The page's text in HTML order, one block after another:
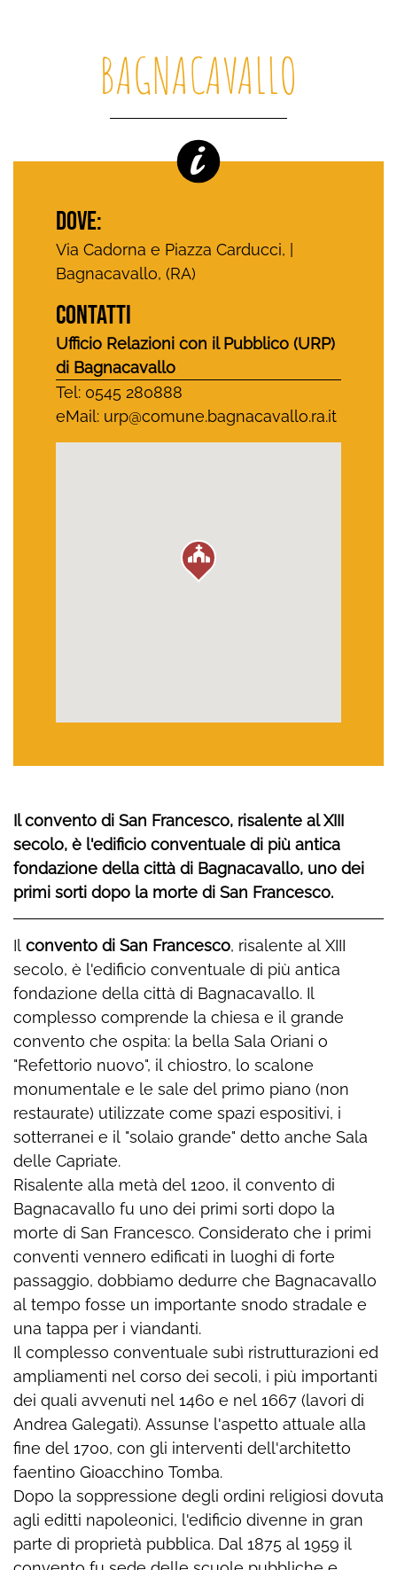
BAGNACAVALLO
DOVE:
Via Cadorna e Piazza Carducci, |
Bagnacavallo, (RA)
CONTATTI
Ufficio Relazioni con il Pubblico (URP)
di Bagnacavallo
Tel: 0545 280888
eMail: urp@comune.bagnacavallo.ra.it
Il convento di San Francesco, risalente al XIII
secolo, è l'edificio conventuale di più antica
fondazione della città di Bagnacavallo, uno dei
primi sorti dopo la morte di San Francesco.
Il convento di San Francesco, risalente al XIII
secolo, è l'edificio conventuale di più antica
fondazione della città di Bagnacavallo. Il
complesso comprende la chiesa e il grande
convento che ospita: la bella Sala Oriani o
"Refettorio nuovo", il chiostro, lo scalone
monumentale e le sale del primo piano (non
restaurate) utilizzate come spazi espositivi, i
sotterranei e il "solaio grande" detto anche Sala
delle Capriate.
Risalente alla metà del 1200, il convento di
Bagnacavallo fu uno dei primi sorti dopo la
morte di San Francesco. Considerato che i primi
conventi vennero edificati in luoghi di forte
passaggio, dobbiamo dedurre che Bagnacavallo
al tempo fosse un importante snodo stradale e
una tappa per i viandanti.
Il complesso conventuale subì ristrutturazioni ed
ampliamenti nel corso dei secoli, i più importanti
dei quali avvenuti nel 1460 e nel 1667 (lavori di
Andrea Galegati). Assunse l'aspetto attuale alla
fine del 1700, con gli interventi dell'architetto
faentino Gioacchino Tomba.
Dopo la soppressione degli ordini religiosi dovuta
agli editti napoleonici, l'edificio divenne in gran
parte di proprietà pubblica. Dal 1875 al 1959 il